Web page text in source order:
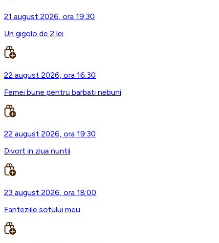
21 august 2026, ora 19:30
Un gigolo de 2 lei
22 august 2026, ora 16:30
Femei bune pentru barbati nebuni
22 august 2026, ora 19:30
Divort in ziua nuntii
23 august 2026, ora 18:00
Fanteziile sotului meu